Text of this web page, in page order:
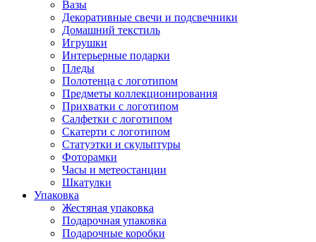
Вазы
Декоративные свечи и подсвечники
Домашний текстиль
Игрушки
Интерьерные подарки
Пледы
Полотенца с логотипом
Предметы коллекционирования
Прихватки с логотипом
Салфетки с логотипом
Скатерти с логотипом
Статуэтки и скульптуры
Фоторамки
Часы и метеостанции
Шкатулки
Упаковка
Жестяная упаковка
Подарочная упаковка
Подарочные коробки